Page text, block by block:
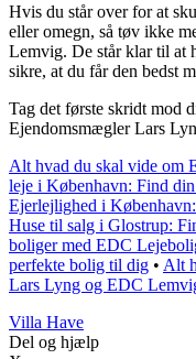
Hvis du står over for at
eller omegn, så tøv ikke
Lemvig. De står klar til at
sikre, at du får den bedst
Tag det første skridt mod
Ejendomsmægler Lars
Alt hvad du skal vide om
leje i København: Find
Ejerlejlighed i
Huse til salg i Glostrup:
boliger med EDC
perfekte bolig til dig • Alt
Lars Lyng og EDC
Villa Have
Del og hjælp